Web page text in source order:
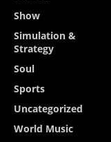
Show
Simulation &
Strategy
Soul
Sports
Uncategorized
World Music